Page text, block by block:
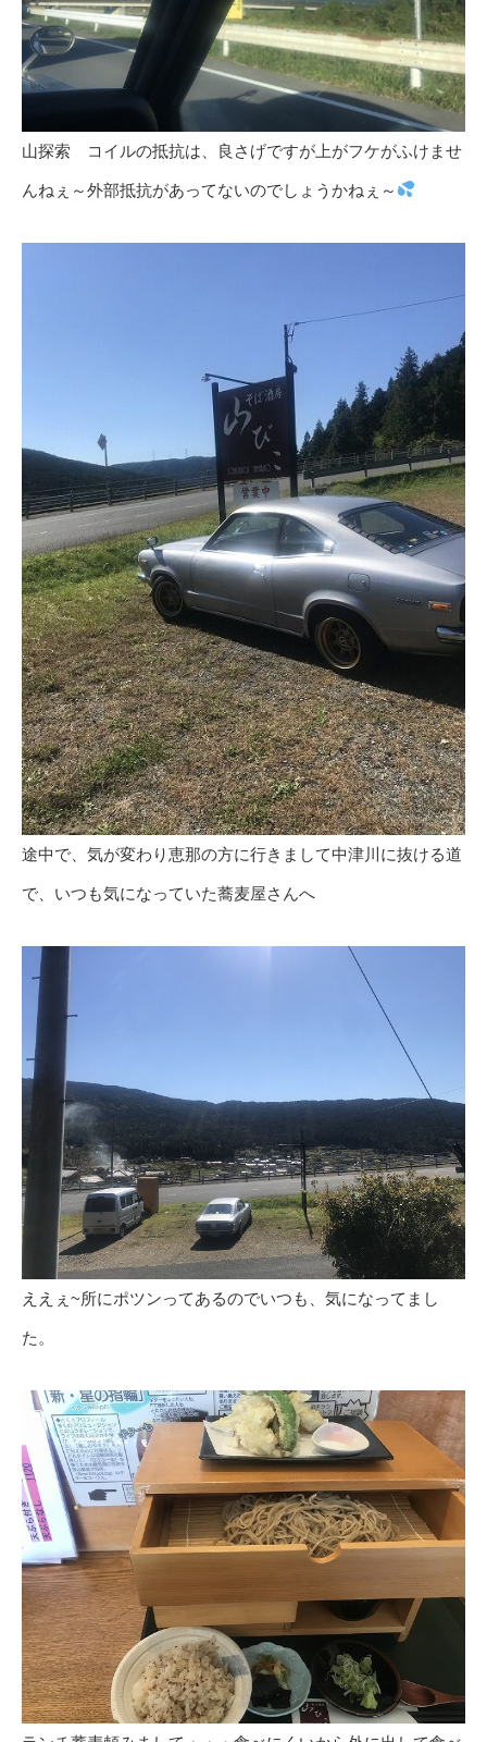
山探索 コイルの抵抗は、良さげですが上がフケがふけませ
んねぇ～外部抵抗があってないのでしょうかねぇ～
途中で、気が変わり恵那の方に行きまして中津川に抜ける道
で、いつも気になっていた蕎麦屋さんへ
ええぇ~所にポツンってあるのでいつも、気になってまし
た。